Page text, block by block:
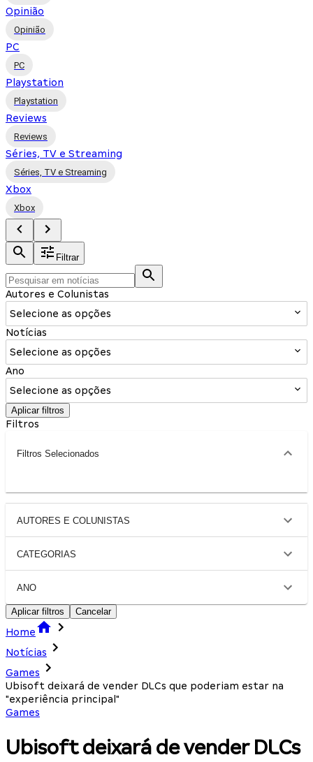
Opinião
Opinião
PC
PC
Playstation
Playstation
Reviews
Reviews
Séries, TV e Streaming
Séries, TV e Streaming
Xbox
Xbox
Filtrar
Autores e Colunistas
Selecione as opções
Notícias
Selecione as opções
Ano
Selecione as opções
Aplicar filtros
Filtros
Filtros Selecionados
AUTORES E COLUNISTAS
CATEGORIAS
ANO
Aplicar filtros Cancelar
Home
Notícias
Games
Ubisoft deixará de vender DLCs que poderiam estar na
"experiência principal"
Games
Ubisoft deixará de vender DLCs